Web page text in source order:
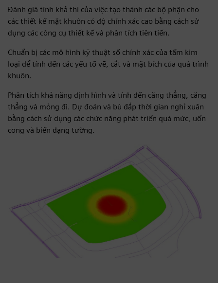
Đánh giá tính khả thi của việc tạo thành các bộ phận cho
các thiết kế mặt khuôn có độ chính xác cao bằng cách sử
dụng các công cụ thiết kế và phân tích tiên tiến.
Chuẩn bị các mô hình kỹ thuật số chính xác của tấm kim
loại để tính đến các yếu tố vẽ, cắt và mặt bích của quá trình
khuôn.
Phân tích khả năng định hình và tính đến căng thẳng, căng
thẳng và mỏng đi. Dự đoán và bù đắp thời gian nghỉ xuân
bằng cách sử dụng các chức năng phát triển quá mức, uốn
cong và biến dạng tường.